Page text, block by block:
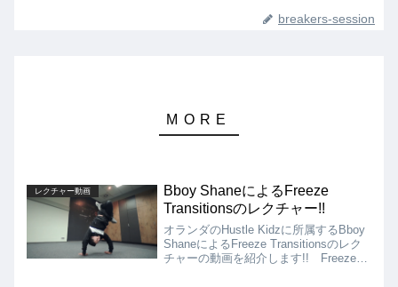
breakers-session
レクチャー動画
Bboy ShaneによるFreeze
Transitionsのレクチャー!!
オランダのHustle Kidzに所属するBboy
ShaneによるFreeze Transitionsのレク
チャーの動画を紹介します!! Freeze